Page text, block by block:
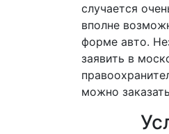
случается
вполне
форме авто.
заявить в
можно